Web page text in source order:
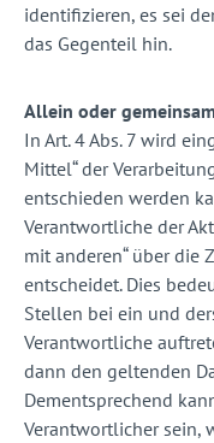
identifizieren, es sei
das Gegenteil hin.
Allein oder
In Art. 4 Abs. 7 wird
Mittel“ der
entschieden werden
Verantwortliche der
mit anderen“ über die
entscheidet. Dies
Stellen bei ein und
Verantwortliche
dann den geltenden
Dementsprechend
Verantwortlicher sein,